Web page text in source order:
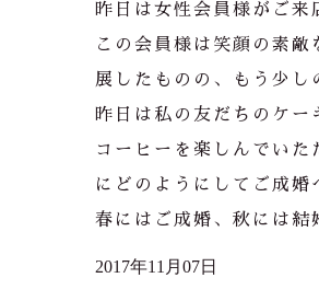
昨日は女性会員様がご来
この会員様は笑顔の素
展したものの、もう少し
昨日は私の友だちのケ
コーヒーを楽しんでい
にどのようにしてご成婚
春にはご成婚、秋には結
2017年11月07日